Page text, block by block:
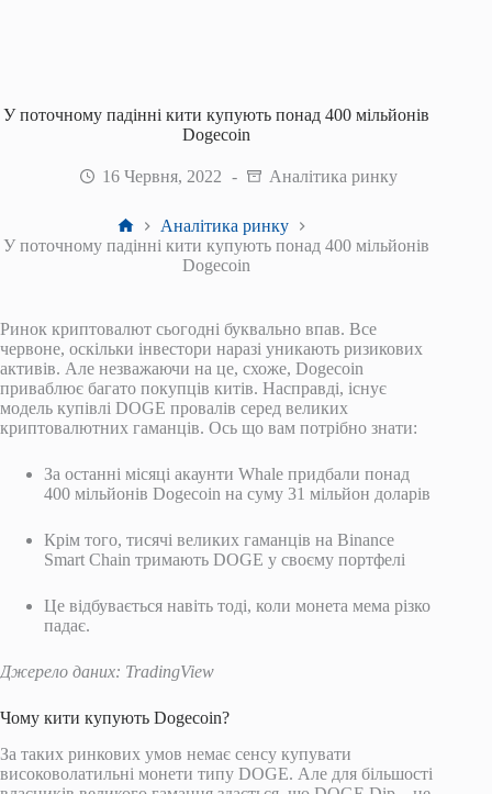
У поточному падінні кити купують понад 400 мільйонів
Dogecoin
16 Червня, 2022 Аналітика ринку
Головна
Аналітика ринку
У поточному падінні кити купують понад 400 мільйонів
Dogecoin
Ринок криптовалют сьогодні буквально впав. Все
червоне, оскільки інвестори наразі уникають ризикових
активів. Але незважаючи на це, схоже, Dogecoin
приваблює багато покупців китів. Насправді, існує
модель купівлі DOGE провалів серед великих
криптовалютних гаманців. Ось що вам потрібно знати:
За останні місяці акаунти Whale придбали понад
400 мільйонів Dogecoin на суму 31 мільйон доларів
Крім того, тисячі великих гаманців на Binance
Smart Chain тримають DOGE у своєму портфелі
Це відбувається навіть тоді, коли монета мема різко
падає.
Джерело даних: TradingView
Чому кити купують Dogecoin?
За таких ринкових умов немає сенсу купувати
високоволатильні монети типу DOGE. Але для більшості